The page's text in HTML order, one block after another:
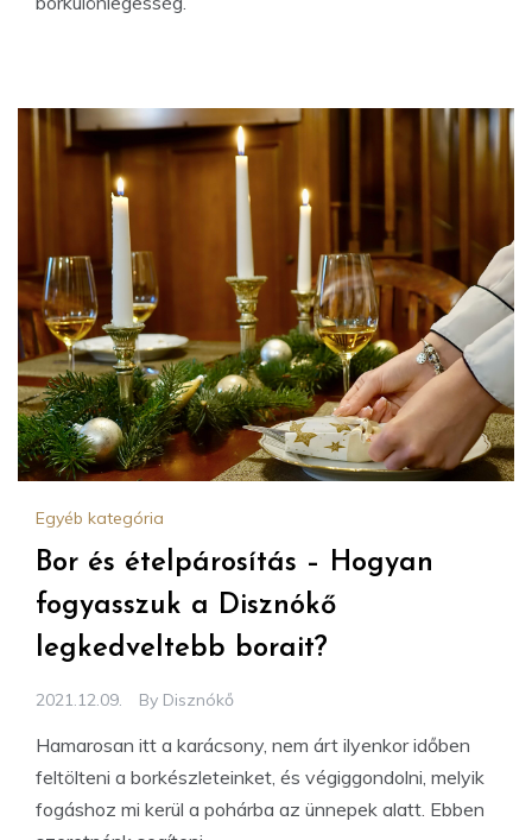
Egyéb kategória
Bor és ételpárosítás – Hogyan
fogyasszuk a Disznókő
legkedveltebb borait?
2021.12.09. By Disznókő
Hamarosan itt a karácsony, nem árt ilyenkor időben
feltölteni a borkészleteinket, és végiggondolni, melyik
fogáshoz mi kerül a pohárba az ünnepek alatt. Ebben